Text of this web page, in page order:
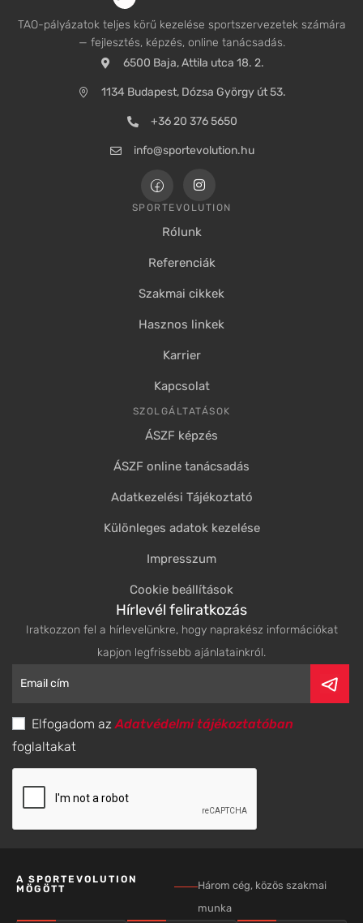
TAO-pályázatok teljes körű kezelése sportszervezetek számára
— fejlesztés, képzés, online tanácsadás.
6500 Baja, Attila utca 18. 2.
1134 Budapest, Dózsa György út 53.
+36 20 376 5650
info@sportevolution.hu
SPORTEVOLUTION
Rólunk
Referenciák
Szakmai cikkek
Hasznos linkek
Karrier
Kapcsolat
SZOLGÁLTATÁSOK
ÁSZF képzés
ÁSZF online tanácsadás
Adatkezelési Tájékoztató
Különleges adatok kezelése
Impresszum
Cookie beállítások
Hírlevél feliratkozás
Iratkozzon fel a hírlevelünkre, hogy naprakész információkat
kapjon legfrissebb ajánlatainkról.
Elfogadom azAdatvédelmi tájékoztatóban
foglaltakat
A SPORTEVOLUTION
MÖGÖTT
Három cég, közös szakmai
munka